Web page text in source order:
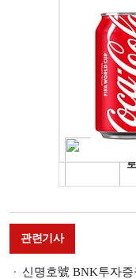
관련기사
신명호號 BNK투자증권, 수익포트